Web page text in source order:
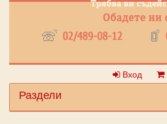
Вход
Раздели